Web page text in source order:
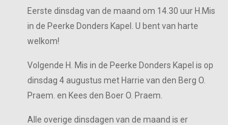
Eerste dinsdag van de maand om 14.30 uur H.Mis
in de Peerke Donders Kapel. U bent van harte
welkom!
Volgende H. Mis in de Peerke Donders Kapel is op
dinsdag 4 augustus met Harrie van den Berg O.
Praem. en Kees den Boer O. Praem.
Alle overige dinsdagen van de maand is er